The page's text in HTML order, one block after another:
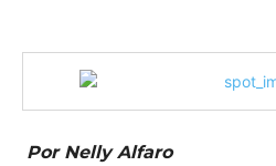
Por Nelly Alfaro